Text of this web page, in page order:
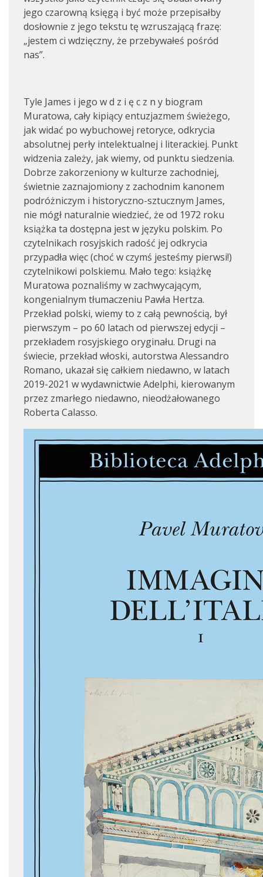
jego czarowną księgą i być może przepisałby
dosłownie z jego tekstu tę wzruszającą frazę:
„jestem ci wdzięczny, że przebywałeś pośród
nas”.
Tyle James i jego w d z i ę c z n y biogram
Muratowa, cały kipiący entuzjazmem świeżego,
jak widać po wybuchowej retoryce, odkrycia
absolutnej perły intelektualnej i literackiej. Punkt
widzenia zależy, jak wiemy, od punktu siedzenia.
Dobrze zakorzeniony w kulturze zachodniej,
świetnie zaznajomiony z zachodnim kanonem
podróżniczym i historyczno-sztucznym James,
nie mógł naturalnie wiedzieć, że od 1972 roku
książka ta dostępna jest w języku polskim. Po
czytelnikach rosyjskich radość jej odkrycia
przypadła więc (choć w czymś jesteśmy pierwsi!)
czytelnikowi polskiemu. Mało tego: książkę
Muratowa poznaliśmy w zachwycającym,
kongenialnym tłumaczeniu Pawła Hertza.
Przekład polski, wiemy to z całą pewnością, był
pierwszym – po 60 latach od pierwszej edycji –
przekładem rosyjskiego oryginału. Drugi na
świecie, przekład włoski, autorstwa Alessandro
Romano, ukazał się całkiem niedawno, w latach
2019-2021 w wydawnictwie Adelphi, kierowanym
przez zmarłego niedawno, nieodżałowanego
Roberta Calasso.